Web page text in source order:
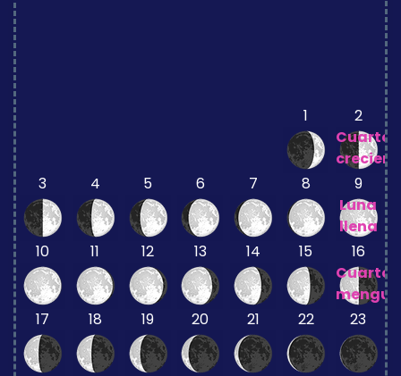
1
2
Cuarto
3
4 5 6 7 8
9
Luna
llena
10
11 12 13 14 15
16
Cuarto
17
18 19 20 21 22 23